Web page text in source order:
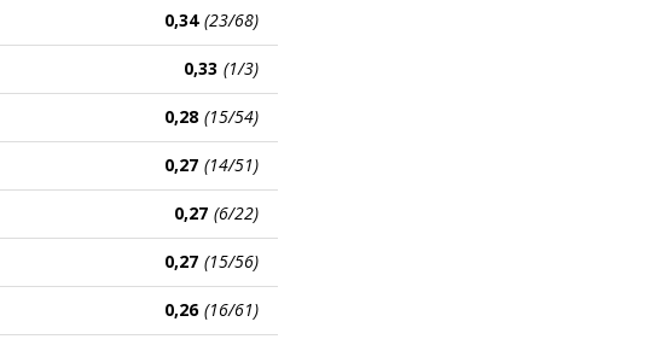
0,34 (23/68)
0,33 (1/3)
0,28 (15/54)
0,27 (14/51)
0,27 (6/22)
0,27 (15/56)
0,26 (16/61)